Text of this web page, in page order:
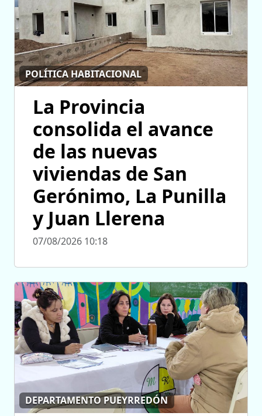
POLÍTICA HABITACIONAL
La Provincia
consolida el avance
de las nuevas
viviendas de San
Gerónimo, La Punilla
y Juan Llerena
07/08/2026 10:18
DEPARTAMENTO PUEYRREDÓN